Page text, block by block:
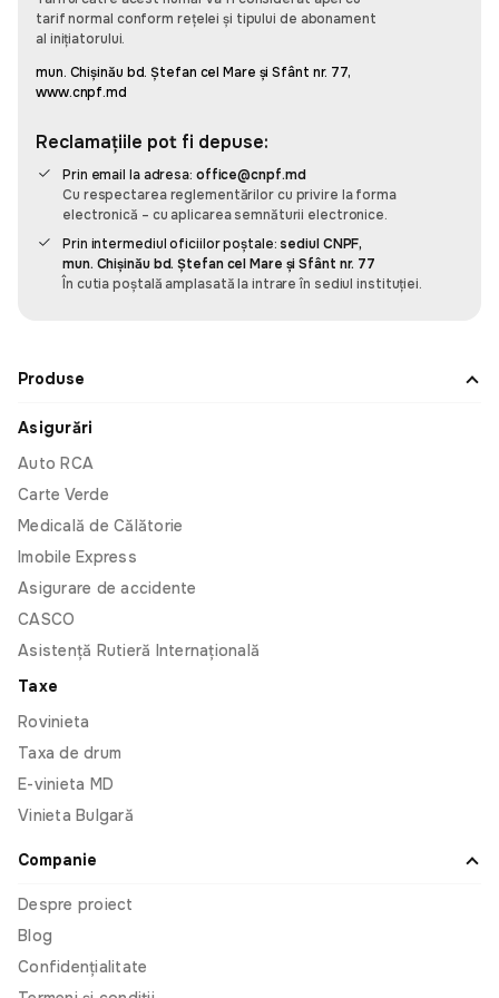
Sergiu Pascaru
Recomand, e super simplu să administrez
asigurările mașinilor din familiei și cele pe
companiei cu această aplicația omnis. E simplu și
intuitiv să adaugi o mașină și să faci asigurare. Am
datele familia salvate și cînd mergem în vacanță
fac asigurare cît ai spune pește.
Am fost surprins de cât de rapidă și prietenoasă a
fost experiența mea cu Omnis. De obicei, când
greșesc ceea ce introduc când completez
formularele. În Omnis, am introdus doar două
numere și am fost sigur că datele sunt corecte și
că mașina aparține într-adevăr mie. Foarte rapid și
clar. Nu trebuie să pierd timp pe drum sau să
aștept dacă e rând. Păcat că nu pot să am aceeași
experiență cu alte servicii, fie de la noi, fie de
Liviu Lupașcu
În sfârșit a fost digitalizat și acest proces! În
sfârșit am pus bifa electronică și la acest subiect.
timpul am nevoie de asigurare medicală de
călătorie, tot timpul trebuia să cumpăr asigurare în
metoda clasică, să aștept curierul. Eu fiind și o
personă mobila, des nu mă puteam intersecta cu
tarif normal conform rețelei și tipului de abonament
al inițiatorului.
mun. Chișinău bd. Ștefan cel Mare și Sfânt nr. 77,
www.cnpf.md
Reclamațiile pot fi depuse:
Prin email la adresa: office@cnpf.md
Cu respectarea reglementărilor cu privire la forma
electronică – cu aplicarea semnăturii electronice.
Prin intermediul oficiilor poștale: sediul CNPF,
mun. Chișinău bd. Ștefan cel Mare și Sfânt nr. 77
În cutia poștală amplasată la intrare în sediul instituției.
Produse
Asigurări
Auto RCA
Carte Verde
Medicală de Călătorie
Imobile Express
Asigurare de accidente
CASCO
Asistență Rutieră Internațională
Taxe
Rovinieta
Taxa de drum
E-vinieta MD
Vinieta Bulgară
Companie
Despre proiect
Blog
Confidențialitate